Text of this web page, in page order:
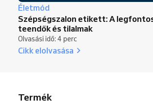
Életmód
Szépségszalon etikett: A
teendők és tilalmak
Olvasási idő: 4 perc
Cikk elolvasása
Termék